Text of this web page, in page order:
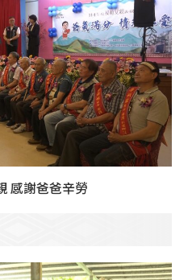
感謝爸爸辛勞